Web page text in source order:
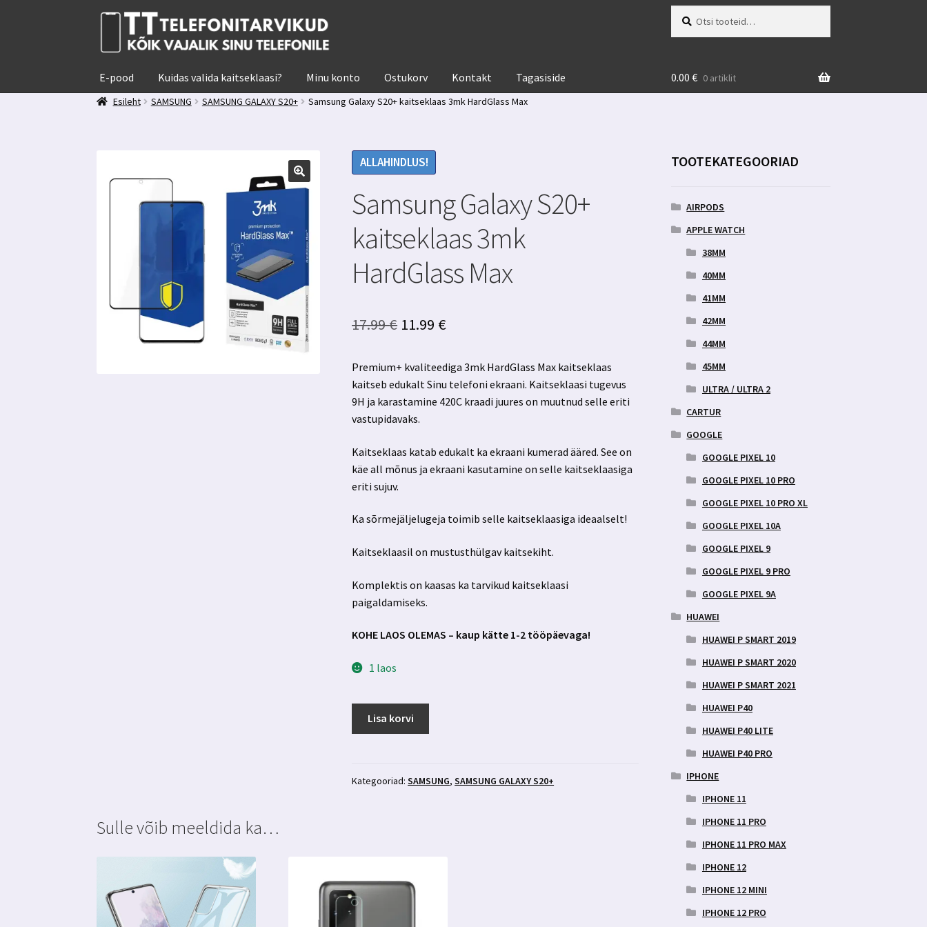
Liigu
navigeerimisele
Liigu
juurde
E-pood Kuidas valida kaitseklaasi? Minu konto Ostukorv Kontakt Tagasiside 0.00 € 0 artiklit
Esileht
SAMSUNG SAMSUNG GALAXY S20+ Samsung Galaxy S20+ kaitseklaas 3mk HardGlass Max
ALLAHINDLUS!
Samsung Galaxy S20+
kaitseklaas 3mk
HardGlass Max
17.99€ Algne
oli:
17.99 €.
11.99 €Praegune
on:
11.99 €.
Premium+ kvaliteediga 3mk HardGlass Max kaitseklaas
kaitseb edukalt Sinu telefoni ekraani. Kaitseklaasi tugevus
9H ja karastamine 420C kraadi juures on muutnud selle eriti
vastupidavaks.
Kaitseklaas katab edukalt ka ekraani kumerad ääred. See on
käe all mõnus ja ekraani kasutamine on selle kaitseklaasiga
eriti sujuv.
Ka sõrmejäljelugeja toimib selle kaitseklaasiga ideaalselt!
Kaitseklaasil on mustusthülgav kaitsekiht.
Komplektis on kaasas ka tarvikud kaitseklaasi
paigaldamiseks.
KOHE LAOS OLEMAS – kaup kätte 1-2 tööpäevaga!
1 laos
3mk
Lisa korvi
Kategooriad:SAMSUNG,SAMSUNG GALAXY S20+
Sulle võib meeldida ka…
TOOTEKATEGOORIAD
AIRPODS
APPLE WATCH
38MM
40MM
41MM
42MM
44MM
45MM
ULTRA / ULTRA 2
CARTUR
GOOGLE
GOOGLE PIXEL 10
GOOGLE PIXEL 10 PRO
GOOGLE PIXEL 10 PRO XL
GOOGLE PIXEL 10A
GOOGLE PIXEL 9
GOOGLE PIXEL 9 PRO
GOOGLE PIXEL 9A
HUAWEI
HUAWEI P SMART 2019
HUAWEI P SMART 2020
HUAWEI P SMART 2021
HUAWEI P40
HUAWEI P40 LITE
HUAWEI P40 PRO
IPHONE
IPHONE 11
IPHONE 11 PRO
IPHONE 11 PRO MAX
IPHONE 12
IPHONE 12 MINI
IPHONE 12 PRO